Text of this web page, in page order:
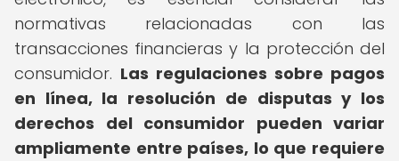
normativas relacionadas con las
transacciones financieras y la protección del
consumidor. Las regulaciones sobre pagos
en línea, la resolución de disputas y los
derechos del consumidor pueden variar
ampliamente entre países, lo que requiere